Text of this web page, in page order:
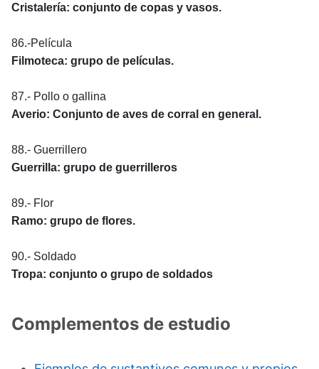
Cristalería: conjunto de copas y vasos.
86.-Película
Filmoteca: grupo de películas.
87.- Pollo o gallina
Averio: Conjunto de aves de corral en general.
88.- Guerrillero
Guerrilla: grupo de guerrilleros
89.- Flor
Ramo: grupo de flores.
90.- Soldado
Tropa: conjunto o grupo de soldados
Complementos de estudio